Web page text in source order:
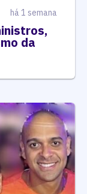
há 1 semana
da